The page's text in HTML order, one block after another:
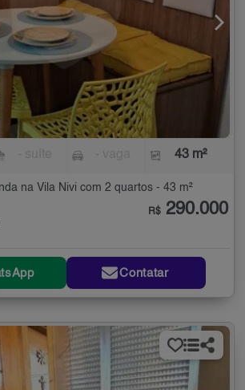
43 m²
na Vila Nivi com 2 quartos - 43 m²
R$ 290.000
Contatar